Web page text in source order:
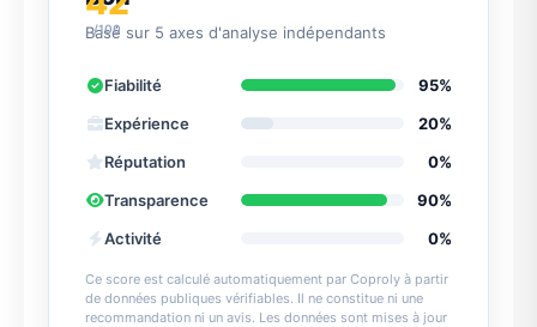
/100
Basé sur 5 axes d'analyse indépendants
Fiabilité
95%
Expérience
20%
Réputation
0%
Transparence
90%
Activité
0%
Ce score est calculé automatiquement par Coproly à partir
de données publiques vérifiables. Il ne constitue ni une
recommandation ni un avis. Les données sont mises à jour